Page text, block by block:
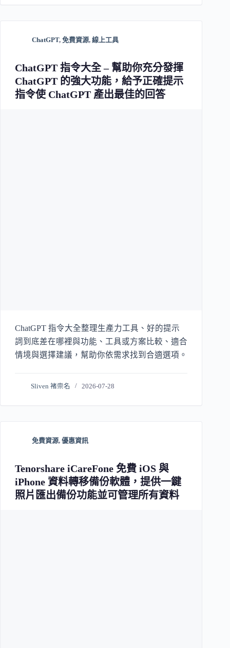
ChatGPT, 免費資源, 線上工具
ChatGPT 指令大全 – 幫助你充分發揮
ChatGPT 的強大功能，給予正確提示
指令使 ChatGPT 產出最佳的回答
ChatGPT 指令大全整理生產力工具、好的提示
詞到底差在哪裡與功能、工具或方案比較、適合
情境與選擇建議，幫助你依需求找到合適選項。
Sliven 褚崇名 2026-07-28
免費資源, 優惠資訊
Tenorshare iCareFone 免費 iOS 與
iPhone 資料轉移備份軟體，提供一鍵
照片匯出備份功能並可管理所有資料